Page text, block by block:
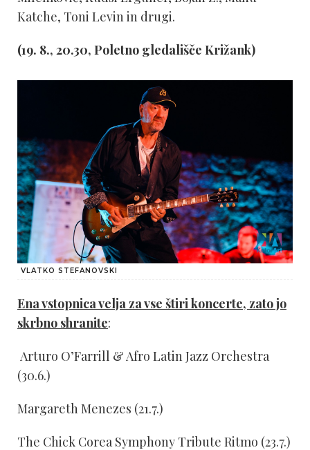
Katche, Toni Levin in drugi.
(19. 8., 20.30, Poletno gledališče Križank)
VLATKO STEFANOVSKI
Ena vstopnica velja za vse štiri koncerte, zato jo
skrbno shranite:
Arturo O’Farrill & Afro Latin Jazz Orchestra
(30.6.)
Margareth Menezes (21.7.)
The Chick Corea Symphony Tribute Ritmo (23.7.)